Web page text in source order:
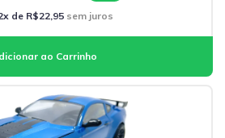
x de R$22,95 sem juros